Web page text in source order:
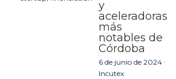
y
aceleradoras
más
notables de
Córdoba
6 de junio de 2024 ·
Incutex